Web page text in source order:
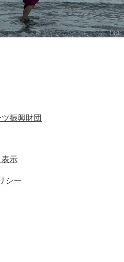
振興財団
表示
シー